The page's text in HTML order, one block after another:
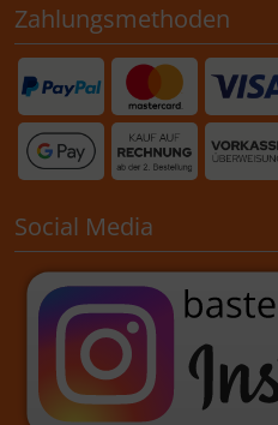
Zahlungsmethoden
Social Media